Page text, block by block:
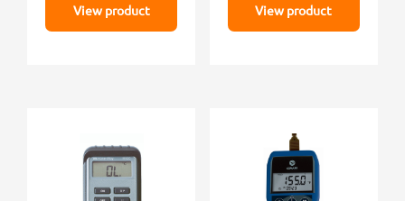
View product View product